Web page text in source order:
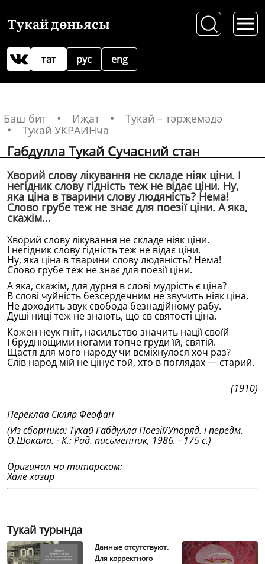
Тукай дөньясы
рус
тат eng
Баш бит Иҗат
Тукай – тәрҗемәдә
Тукай УКРАИНча
Габдулла Тукай Сучасний стан
Хворий слову лiкування не складе нiяк цiни. I
негiдник слову гiднiсть теж не вiдає цiни. Ну,
яка цiна в тварини слову людянiсть? Нема!
Слово грубе теж не знає для поезiï цiни. А яка,
скажiм...
Хворий слову лiкування не складе нiяк цiни.
I негiдник слову гiднiсть теж не вiдає цiни.
Ну, яка цiна в тварини слову людянiсть? Нема!
Слово грубе теж не знає для поезiï цiни.
А яка, скажiм, для дурня в словi мудрiсть є цiна?
В словi чуйнiсть безсердечним не звучить нiяк цiна.
Не доходить звук свобода безнадiйному рабу.
Душi ницi теж не знають, що єв святостi цiна.
Кожен неук гнiт, насильство значить нацiï своïй
I бруднющими ногами топче груди ïй, святiй.
Щастя для мого народу чи всмiхнулося хоч раз?
Слiв народ мiй не цiнує той, хто в поглядах — старий.
(1910)
Переклав Скляр Феофан
(Из сборника: Тукай Габдулла Поезiï/Упоряд. i передм.
О.Шокала. - К.: Рад. письменник, 1986. - 175 с.)
Оригинал на татарском:
Хале хазир
Тукай турында
Данные отсутствуют.
Для корректного